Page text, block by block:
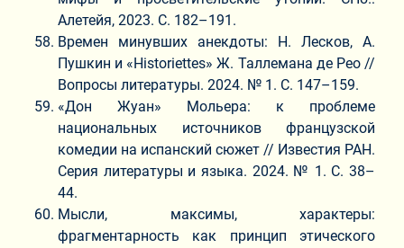
Алетейя, 2023. С. 182–191.
Времен минувших анекдоты: Н. Лесков, А.
Пушкин и «Historiettes» Ж. Таллемана де Рео //
Вопросы литературы. 2024. № 1. С. 147–159.
«Дон Жуан» Мольера: к проблеме
национальных источников французской
комедии на испанский сюжет // Известия РАН.
Серия литературы и языка. 2024. № 1. С. 38–
44.
Мысли, максимы, характеры:
фрагментарность как принцип этического